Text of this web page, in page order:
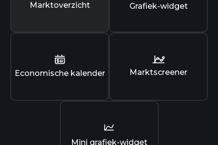
Marktoverzicht Grafiek-widget
Economische kalender Marktscreener
Mini grafiek-widget